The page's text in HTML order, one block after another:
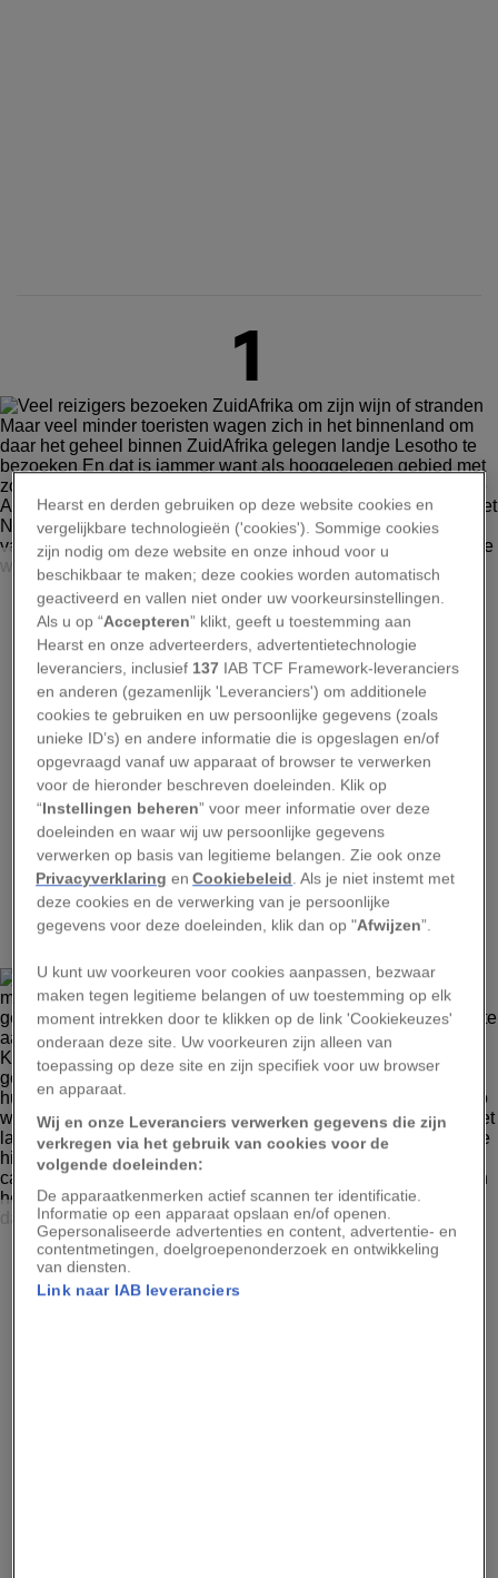
1
DAVID SOUTH, ALAMY STOCK PHOTO
Veel reizigers bezoeken Zuid-Afrika om zijn wijn of
stranden. Maar veel minder toeristen wagen zich in het
binnenland, om daar het geheel binnen Zuid-Afrika
gelegen landje Lesotho te bezoeken. En dat is jammer,
want als hooggelegen gebied met zo'n driehonderd dagen
zon per jaar is het een van de mooiste Afrikaanse
bestemmingen voor avonturenvakanties. Bezoek het
Nationale Park van Tsehlanyane en zijn dichte
struikbossen van ouhout ('oud hout' of che-che) of ga skiën
in Oxbow, een van de weinige skioorden in Afrika.
2
EMAD ALJUMAH, GETTY IMAGES
Egypte is voor veel bezorgde reizigers geen bestemming
meer vanwege de angst voor terrorisme en onlusten, maar
geweld tegen toeristen is relatief zeldzaam. Veel van de
Hearst en derden gebruiken op deze website cookies en
vergelijkbare technologieën ('cookies'). Sommige cookies
zijn nodig om deze website en onze inhoud voor u
beschikbaar te maken; deze cookies worden automatisch
geactiveerd en vallen niet onder uw voorkeursinstellingen.
Als u op “Accepteren” klikt, geeft u toestemming aan
Hearst en onze adverteerders, advertentietechnologie
leveranciers, inclusief 137 IAB TCF Framework-leveranciers
en anderen (gezamenlijk 'Leveranciers') om additionele
cookies te gebruiken en uw persoonlijke gegevens (zoals
unieke ID’s) en andere informatie die is opgeslagen en/of
opgevraagd vanaf uw apparaat of browser te verwerken
voor de hieronder beschreven doeleinden. Klik op
“Instellingen beheren” voor meer informatie over deze
doeleinden en waar wij uw persoonlijke gegevens
verwerken op basis van legitieme belangen. Zie ook onze
Privacyverklaring enCookiebeleid . Als je niet instemt met
deze cookies en de verwerking van je persoonlijke
gegevens voor deze doeleinden, klik dan op "Afwijzen”.
U kunt uw voorkeuren voor cookies aanpassen, bezwaar
maken tegen legitieme belangen of uw toestemming op elk
moment intrekken door te klikken op de link 'Cookiekeuzes'
onderaan deze site. Uw voorkeuren zijn alleen van
toepassing op deze site en zijn specifiek voor uw browser
en apparaat.
Wij en onze Leveranciers verwerken gegevens die zijn
verkregen via het gebruik van cookies voor de
volgende doeleinden:
De apparaatkenmerken actief scannen ter identificatie.
Informatie op een apparaat opslaan en/of openen.
Gepersonaliseerde advertenties en content, advertentie- en
contentmetingen, doelgroepenonderzoek en ontwikkeling
van diensten.
Link naar IAB leveranciers